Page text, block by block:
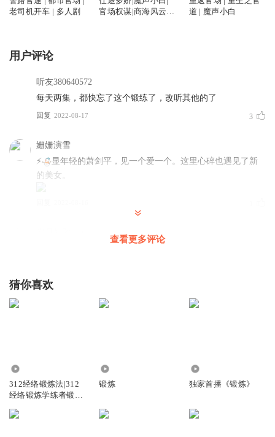
老司机开车 | 多人剧
官场权谋|商海风云
道 | 魔声小白
用户评论
听友380640572
每天两集，都快忘了这个锻练了，改听其他的了
回复 2022-08-17 3
姗姗演雪
⚡
显年轻的萧剑平，见一个爱一个。这里心碎也遇见了新
的美女。
怎么又收钱了？真气人。我不听你还收钱码？
对的时间遇到对的人，是多么不容易，可遇不可求。
查看更多评论
猜你喜欢
312经络锻炼法|312
经络锻炼学练者锻炼
锻炼 独家首播《锻炼》